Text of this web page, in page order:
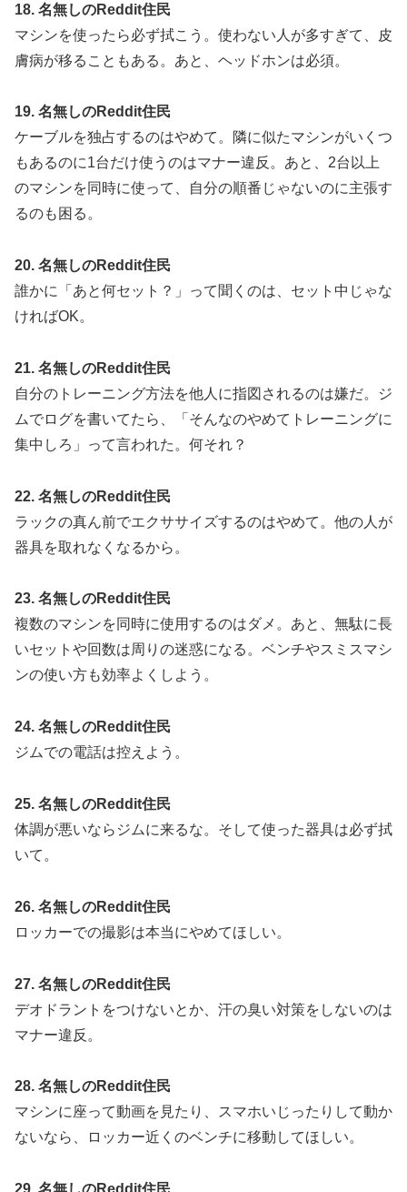
18. 名無しのReddit住民
マシンを使ったら必ず拭こう。使わない人が多すぎて、皮
膚病が移ることもある。あと、ヘッドホンは必須。
19. 名無しのReddit住民
ケーブルを独占するのはやめて。隣に似たマシンがいくつ
もあるのに1台だけ使うのはマナー違反。あと、2台以上
のマシンを同時に使って、自分の順番じゃないのに主張す
るのも困る。
20. 名無しのReddit住民
誰かに「あと何セット？」って聞くのは、セット中じゃな
ければOK。
21. 名無しのReddit住民
自分のトレーニング方法を他人に指図されるのは嫌だ。ジ
ムでログを書いてたら、「そんなのやめてトレーニングに
集中しろ」って言われた。何それ？
22. 名無しのReddit住民
ラックの真ん前でエクササイズするのはやめて。他の人が
器具を取れなくなるから。
23. 名無しのReddit住民
複数のマシンを同時に使用するのはダメ。あと、無駄に長
いセットや回数は周りの迷惑になる。ベンチやスミスマシ
ンの使い方も効率よくしよう。
24. 名無しのReddit住民
ジムでの電話は控えよう。
25. 名無しのReddit住民
体調が悪いならジムに来るな。そして使った器具は必ず拭
いて。
26. 名無しのReddit住民
ロッカーでの撮影は本当にやめてほしい。
27. 名無しのReddit住民
デオドラントをつけないとか、汗の臭い対策をしないのは
マナー違反。
28. 名無しのReddit住民
マシンに座って動画を見たり、スマホいじったりして動か
ないなら、ロッカー近くのベンチに移動してほしい。